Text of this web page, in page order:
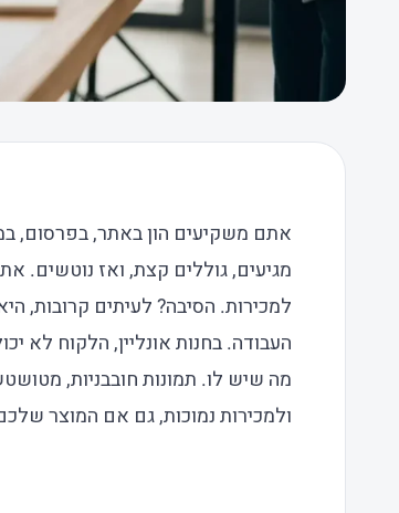
אתם משקיעים הון באתר, בפרסום,
מגיעים, גוללים קצת, ואז נוטשים.
למכירות. הסיבה? לעיתים קרובות,
העבודה. בחנות אונליין, הלקוח לא
מה שיש לו. תמונות חובבניות,
ולמכירות נמוכות, גם אם המוצר